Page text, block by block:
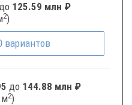
125.59 млн ₽
2)
вариантов
до 144.88 млн ₽
м2)